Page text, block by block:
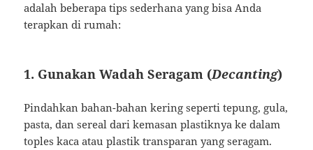
adalah beberapa tips sederhana yang bisa Anda
terapkan di rumah:
1. Gunakan Wadah Seragam (Decanting)
Pindahkan bahan-bahan kering seperti tepung, gula,
pasta, dan sereal dari kemasan plastiknya ke dalam
toples kaca atau plastik transparan yang seragam.